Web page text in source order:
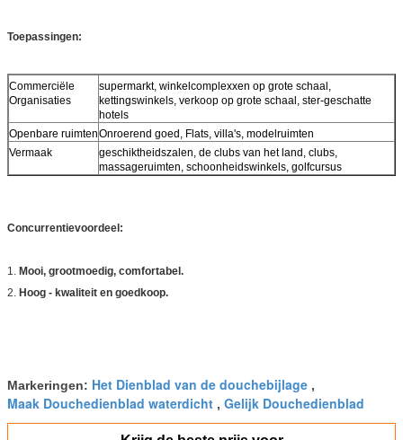
Toepassingen:
Commerciële
Organisaties
supermarkt, winkelcomplexxen op grote schaal,
kettingswinkels, verkoop op grote schaal, ster-geschatte
hotels
Openbare ruimtenOnroerend goed, Flats, villa's, modelruimten
Vermaak
geschiktheidszalen, de clubs van het land, clubs,
massageruimten, schoonheidswinkels, golfcursus
Concurrentievoordeel:
1. Mooi, grootmoedig, comfortabel.
2. Hoog - kwaliteit en goedkoop.
Markeringen: Het Dienblad van de douchebijlage ,
Maak Douchedienblad waterdicht , Gelijk Douchedienblad